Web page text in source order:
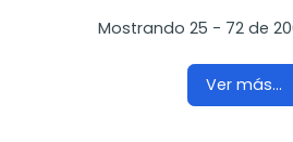
Mostrando 25 - 72 de
Ver más...